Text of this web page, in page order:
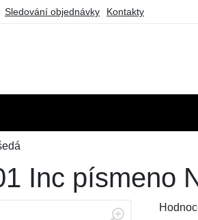
Sledování objednávky Kontakty
Inc písmeno